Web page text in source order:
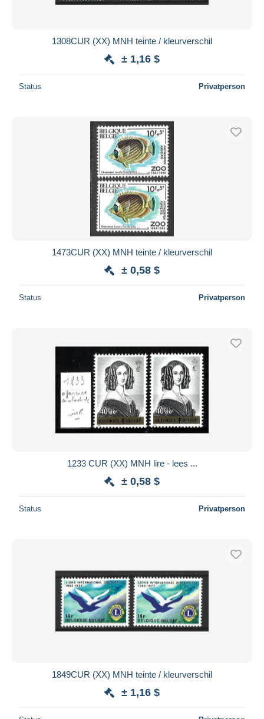
1308CUR (XX) MNH teinte / kleurverschil
± 1,16 $
Status Privatperson
1473CUR (XX) MNH teinte / kleurverschil
± 0,58 $
Status Privatperson
1233 CUR (XX) MNH lire - lees ...
± 0,58 $
Status Privatperson
1849CUR (XX) MNH teinte / kleurverschil
± 1,16 $